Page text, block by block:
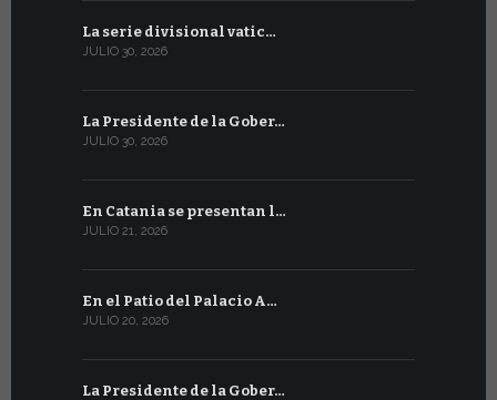
La serie divisional vatic…
JULIO 30, 2026
La Presidente de la Gober…
JULIO 30, 2026
En Catania se presentan l…
JULIO 21, 2026
En el Patio del Palacio A…
JULIO 20, 2026
La Presidente de la Gober…